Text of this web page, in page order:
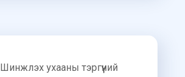
Шинжлэх ухааны тэргүүний